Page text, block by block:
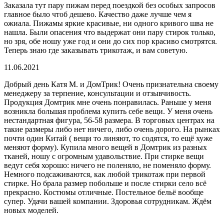
Заказала тут пару пижам перед поездкой без особых запросов
главное было чтоб дешево. Качество даже лучше чем я
ожиала. Пижамы яркие красивые, ни одного кривого шва не
нашла. Были опасения что выдержат они пару стирок только,
но зря, обе ношу уже год и они до сих пор красиво смотрятся.
Теперь знаю где заказывать трикотаж, и вам советую.
11.06.2021
Добрый день Катя М. и ДомТрик! Очень признательна своему
менеджеру за терпение, консультации и отзывчивость.
Продукция Домтрик мне очень понравилась. Раньше у меня
возникла большая проблема купить себе вещи. У меня очень
нестандартная фигура, 56-58 размера. В торговых центрах на
такие размеры либо нет ничего, либо очень дорого. На рынках
почти один Китай ( вещи то линяют, то содятся, то ещё хуже
меняют форму). Купила много вещей в Домтрик из разных
тканей, ношу с огромным удавольствие. При стирке вещи
ведут себя хорошо: ничего не поленяло, не поменяло форму.
Немного подсаживаются, как любой трикотаж при первой
стирке. Но брала размер побольше и после стирки село всё
прекрасно. Костюмы отличные. Постельное бельё вообще
супер. Удачи вашей компании. Здоровья сотрудникам. Ждём
новых моделей.